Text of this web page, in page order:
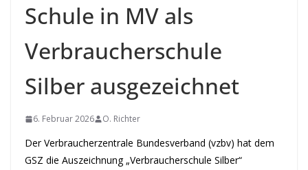
Schule in MV als
Verbraucherschule
Silber ausgezeichnet
6. Februar 2026 O. Richter
Der Verbraucherzentrale Bundesverband (vzbv) hat dem
GSZ die Auszeichnung „Verbraucherschule Silber“